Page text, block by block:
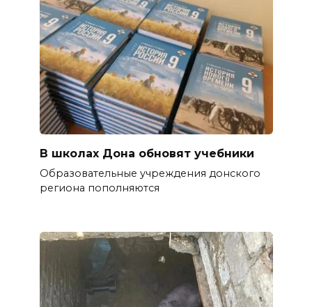
В школах Дона обновят учебники
Образовательные учреждения донского
региона пополняются